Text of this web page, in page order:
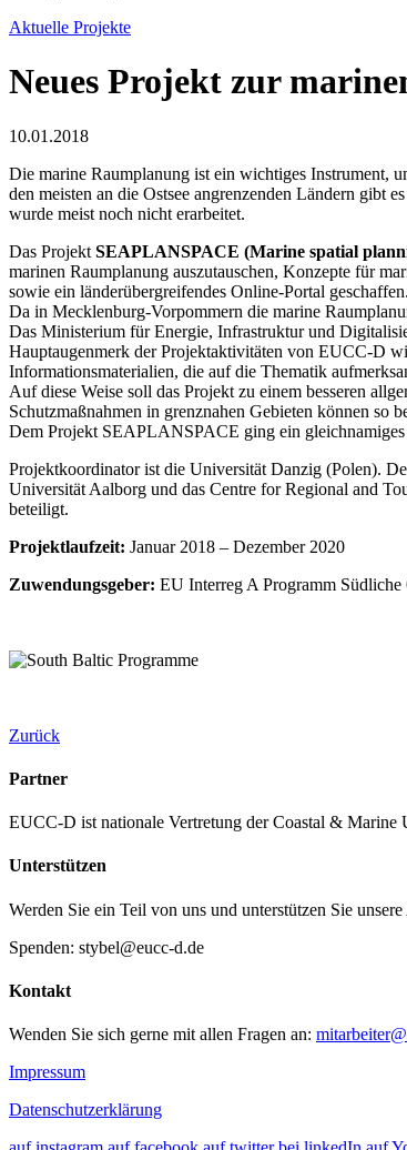
Aktuelle Projekte
Neues Projekt zur
10.01.2018
Die marine Raumplanung ist ein wichtiges Instrument,
den meisten an die Ostsee angrenzenden Ländern gibt
wurde meist noch nicht erarbeitet.
Das Projekt SEAPLANSPACE (Marine spatial
marinen Raumplanung auszutauschen, Konzepte für
sowie ein länderübergreifendes Online-Portal geschaffen.
Da in Mecklenburg-Vorpommern die marine
Das Ministerium für Energie, Infrastruktur und
Hauptaugenmerk der Projektaktivitäten von EUCC-D
Informationsmaterialien, die auf die Thematik
Auf diese Weise soll das Projekt zu einem besseren
Schutzmaßnahmen in grenznahen Gebieten können so
Dem Projekt SEAPLANSPACE ging ein gleichnamiges
Projektkoordinator ist die Universität Danzig (Polen).
Universität Aalborg und das Centre for Regional and
beteiligt.
Projektlaufzeit: Januar 2018 – Dezember 2020
Zuwendungsgeber: EU Interreg A Programm
Zurück
Partner
EUCC-D ist nationale Vertretung der Coastal &
Unterstützen
Werden Sie ein Teil von uns und unterstützen Sie
Spenden: stybel@eucc-d.de
Kontakt
Wenden Sie sich gerne mit allen Fragen an:
Impressum
Datenschutzerklärung